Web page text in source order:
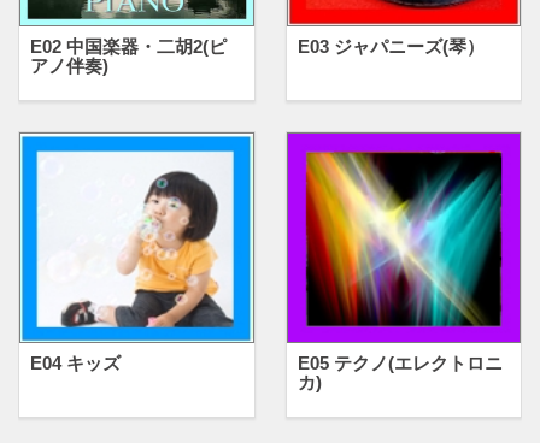
E02 中国楽器・二胡2(ピ
アノ伴奏)
E03 ジャパニーズ(琴）
E04 キッズ
E05 テクノ(エレクトロニ
カ)